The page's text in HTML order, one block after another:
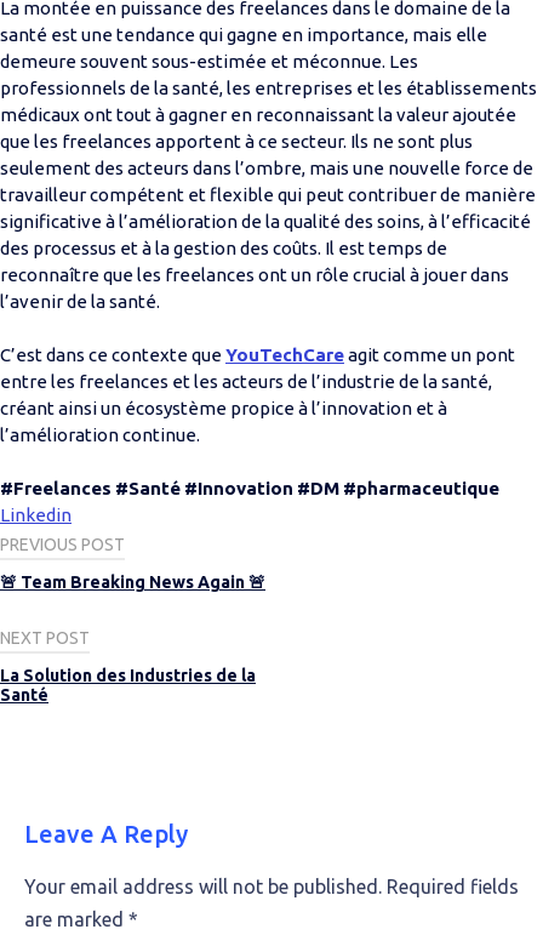
La montée en puissance des freelances dans le domaine de la
santé est une tendance qui gagne en importance, mais elle
demeure souvent sous-estimée et méconnue. Les
professionnels de la santé, les entreprises et les établissements
médicaux ont tout à gagner en reconnaissant la valeur ajoutée
que les freelances apportent à ce secteur. Ils ne sont plus
seulement des acteurs dans l’ombre, mais une nouvelle force de
travailleur compétent et flexible qui peut contribuer de manière
significative à l’amélioration de la qualité des soins, à l’efficacité
des processus et à la gestion des coûts. Il est temps de
reconnaître que les freelances ont un rôle crucial à jouer dans
l’avenir de la santé.
C’est dans ce contexte queYouTechCareagit comme un pont
entre les freelances et les acteurs de l’industrie de la santé,
créant ainsi un écosystème propice à l’innovation et à
l’amélioration continue.
#Freelances #Santé #Innovation #DM #pharmaceutique
Linkedin
Post
navigation
PREVIOUS POST
🚨 Team Breaking News Again 🚨
NEXT POST
La Solution des Industries de la
Santé
Leave A Reply
Your email address will not be published. Required fields
are marked *